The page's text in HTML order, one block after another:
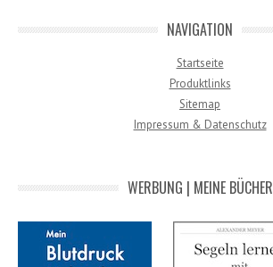
NAVIGATION
Startseite
Produktlinks
Sitemap
Impressum & Datenschutz
WERBUNG | MEINE BÜCHER